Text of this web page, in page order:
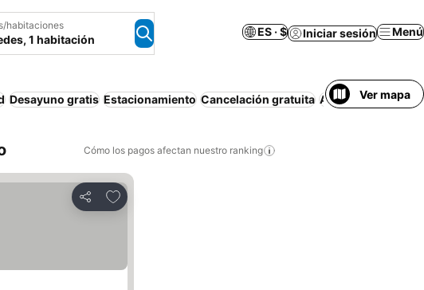
habitaciones
1 habitación
ES · $ Iniciar sesión Menú
Desayuno gratis Estacionamiento Cancelación gratuita Apartamento
Ver mapa
Cómo los pagos afectan nuestro ranking
Compartir
Agregar a favoritos